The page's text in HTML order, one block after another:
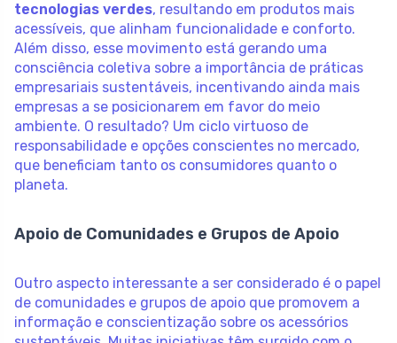
tecnologias verdes, resultando em produtos mais
acessíveis, que alinham funcionalidade e conforto.
Além disso, esse movimento está gerando uma
consciência coletiva sobre a importância de práticas
empresariais sustentáveis, incentivando ainda mais
empresas a se posicionarem em favor do meio
ambiente. O resultado? Um ciclo virtuoso de
responsabilidade e opções conscientes no mercado,
que beneficiam tanto os consumidores quanto o
planeta.
Apoio de Comunidades e Grupos de Apoio
Outro aspecto interessante a ser considerado é o papel
de comunidades e grupos de apoio que promovem a
informação e conscientização sobre os acessórios